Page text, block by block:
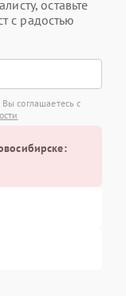
оставьте
с радостью
соглашаетесь с